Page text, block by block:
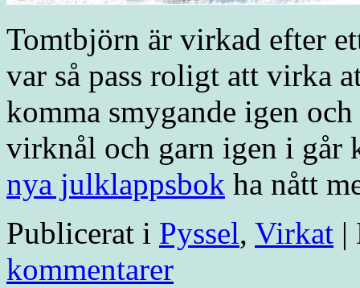
Tomtbjörn är virkad efter
var så pass roligt att virka
komma smygande igen
virknål och garn igen i
nya julklappsbok ha nått
Publicerat i Pyssel, Virkat |
kommentarer